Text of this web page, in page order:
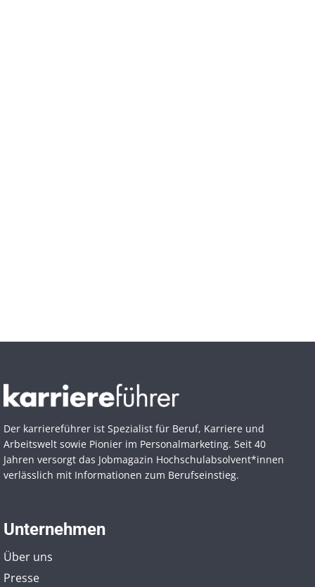
Der karriereführer ist Spezialist für Beruf, Karriere und
Arbeitswelt sowie Pionier im Personal­marketing. Seit 40
Jahren versorgt das Jobmagazin Hochschul­absolvent*innen
verlässlich mit Informationen zum Berufseinstieg.
Unternehmen
Über uns
Presse